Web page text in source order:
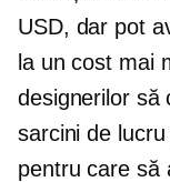
USD, dar pot
la un cost mai
designerilor să
sarcini de
pentru care să